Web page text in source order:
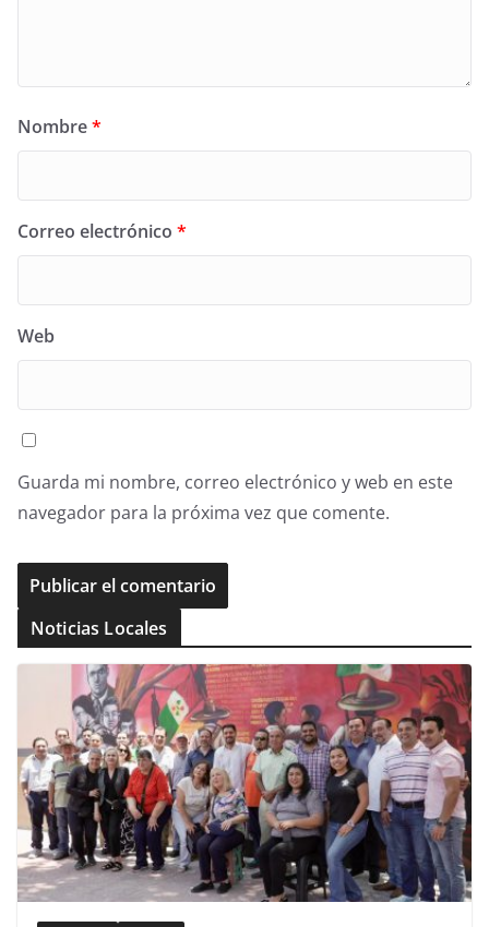
Nombre*
Correo electrónico *
Web
Guarda mi nombre, correo electrónico y web en este
navegador para la próxima vez que comente.
Noticias Locales